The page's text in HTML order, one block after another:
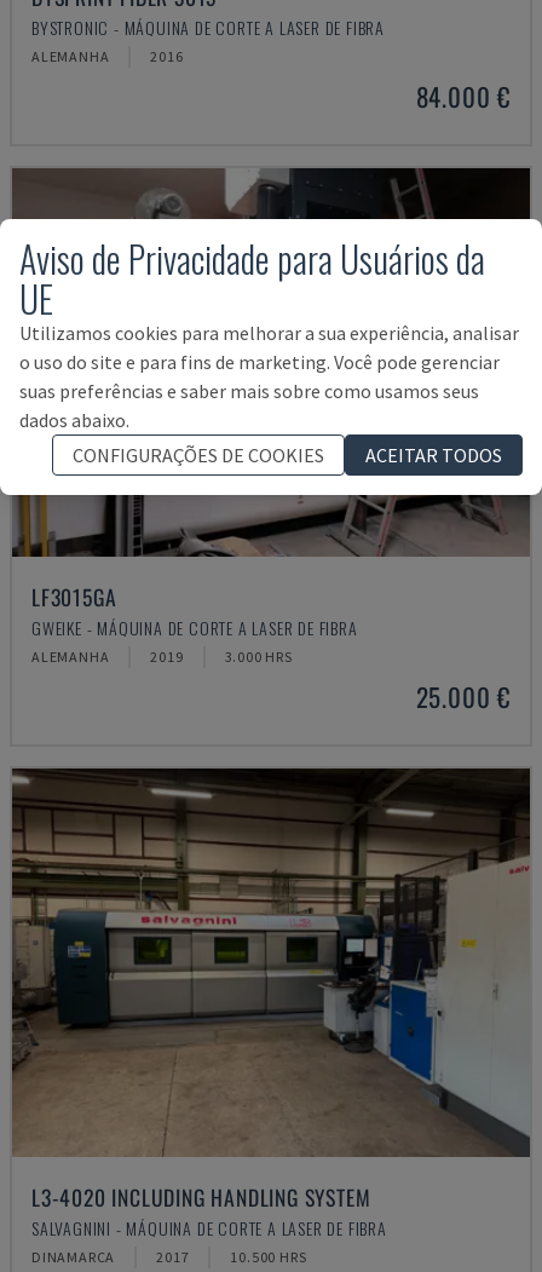
BYSTRONIC - MÁQUINA DE CORTE A LASER DE FIBRA
ALEMANHA 2016
84.000 €
LF3015GA
GWEIKE - MÁQUINA DE CORTE A LASER DE FIBRA
ALEMANHA 2019 3.000 HRS
25.000 €
L3-4020 INCLUDING HANDLING SYSTEM
SALVAGNINI - MÁQUINA DE CORTE A LASER DE FIBRA
DINAMARCA 2017 10.500 HRS
Aviso de Privacidade para Usuários da
UE
Utilizamos cookies para melhorar a sua experiência, analisar
o uso do site e para fins de marketing. Você pode gerenciar
suas preferências e saber mais sobre como usamos seus
dados abaixo.
CONFIGURAÇÕES DE COOKIES
ACEITAR TODOS